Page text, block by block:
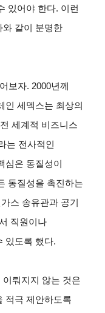
있어야 한다. 이런
와 같이 분명한
보자. 2000년께
인 세멕스는 최상의
세계적 비즈니스
는 전사적인
심은 동질성이
동질성을 촉진하는
스 송유관과 공기
직원이나
있도록 했다.
뤄지지 않는 것은
적극 제안하도록